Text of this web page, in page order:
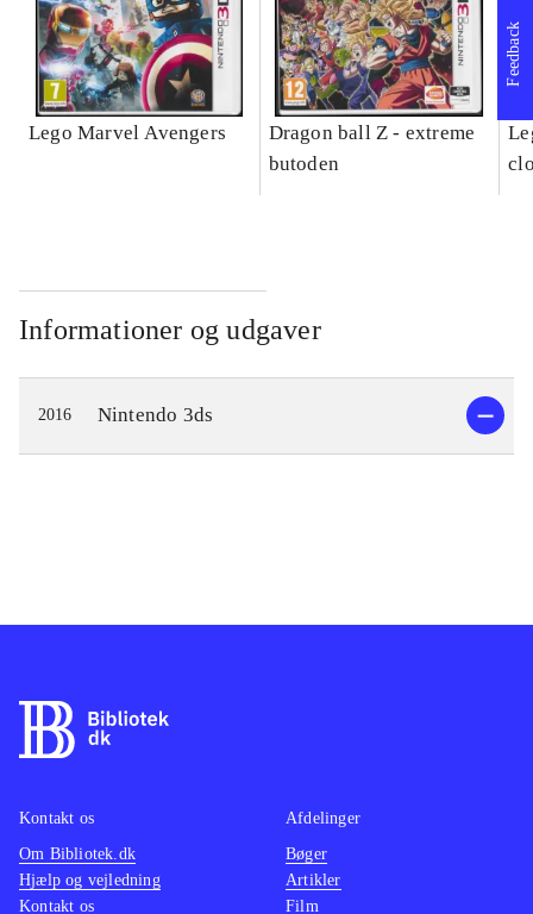
Lego Marvel Avengers
Dragon ball Z - extreme
butoden
Informationer og udgaver
2016 Nintendo 3ds
Feedback
Kontakt os
Om Bibliotek.dk
Hjælp og vejledning
Kontakt os
Afdelinger
Bøger
Artikler
Film